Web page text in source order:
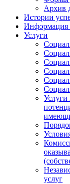
Архив
Истории
Информация
Услуги
услуг